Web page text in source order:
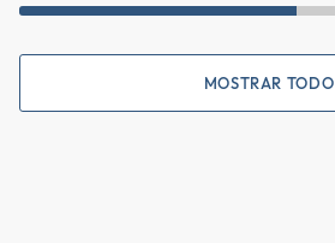
MOSTRAR TODO